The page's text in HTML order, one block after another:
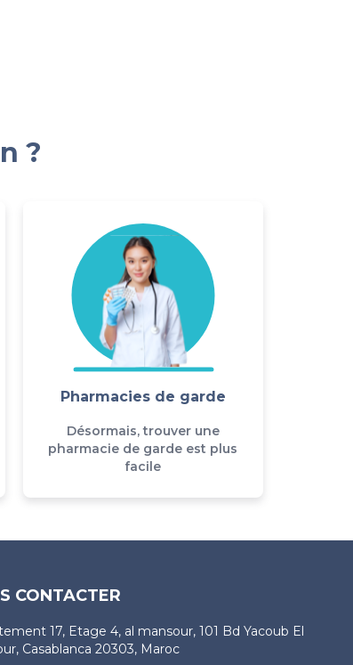
?
Pharmacies de garde
Désormais, trouver une
pharmacie de garde est plus
facile
CONTACTER
17, Etage 4, al mansour, 101 Bd Yacoub El
Casablanca 20303, Maroc